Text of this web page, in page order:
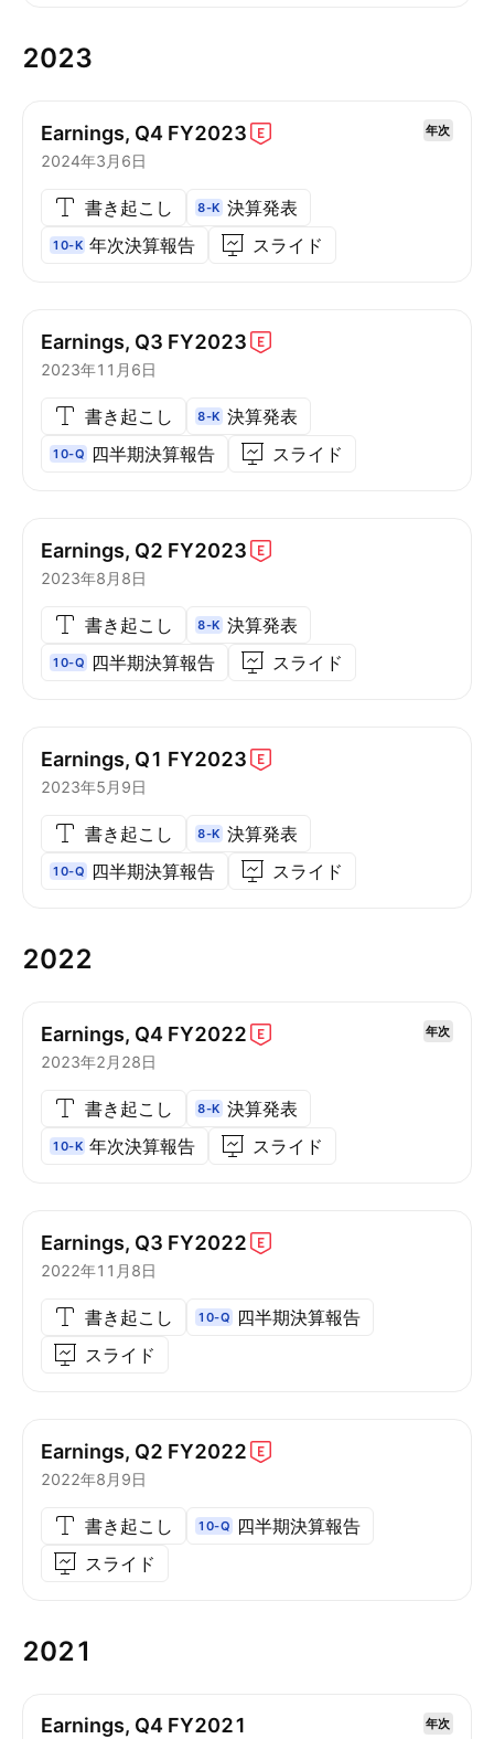
2023
Earnings, Q4 FY2023 年次
2024年3月6日
書き起こし 8-K 決算発表
10-K 年次決算報告 スライド
Earnings, Q3 FY2023
2023年11月6日
書き起こし 8-K 決算発表
10-Q 四半期決算報告 スライド
Earnings, Q2 FY2023
2023年8月8日
書き起こし 8-K 決算発表
10-Q 四半期決算報告 スライド
Earnings, Q1 FY2023
2023年5月9日
書き起こし 8-K 決算発表
10-Q 四半期決算報告 スライド
2022
Earnings, Q4 FY2022 年次
2023年2月28日
書き起こし 8-K 決算発表
10-K 年次決算報告 スライド
Earnings, Q3 FY2022
2022年11月8日
書き起こし 10-Q
四半期決算報告
スライド
Earnings, Q2 FY2022
2022年8月9日
書き起こし 10-Q
四半期決算報告
スライド
2021
Earnings, Q4 FY2021 年次